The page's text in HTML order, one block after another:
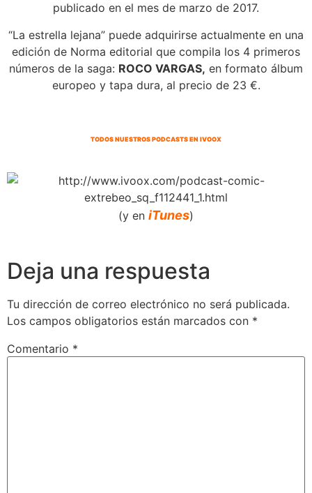
publicado en el mes de marzo de 2017.
“La estrella lejana” puede adquirirse actualmente en una
edición de Norma editorial que compila los 4 primeros
números de la saga: ROCO VARGAS, en formato álbum
europeo y tapa dura, al precio de 23 €.
TODOS NUESTROS PODCASTS EN IVOOX
(y en iTunes)
Deja una respuesta
Tu dirección de correo electrónico no será publicada.
Los campos obligatorios están marcados con *
Comentario *